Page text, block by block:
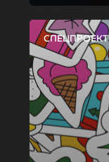
СПЕЦПРОЕКТ